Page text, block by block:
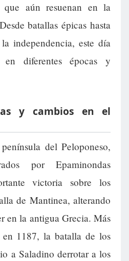
aún resuenan en la
batallas épicas hasta
independencia, este día
diferentes épocas y
y cambios en el
del Peloponeso,
por Epaminondas
victoria sobre los
de Mantinea, alterando
en la antigua Grecia. Más
1187, la batalla de los
a Saladino derrotar a los